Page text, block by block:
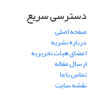
دسترسی سریع
صفحه اصلی
درباره نشریه
اعضای هیات تحریریه
ارسال مقاله
تماس با ما
نقشه سایت